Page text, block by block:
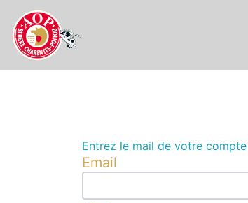
Entrez le mail de votre
Email